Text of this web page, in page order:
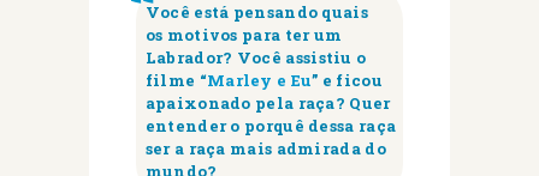
Você está pensando quais
os motivos para ter um
Labrador? Você assistiu o
filme “Marley e Eu” e ficou
apaixonado pela raça? Quer
entender o porquê dessa raça
ser a raça mais admirada do
mundo?